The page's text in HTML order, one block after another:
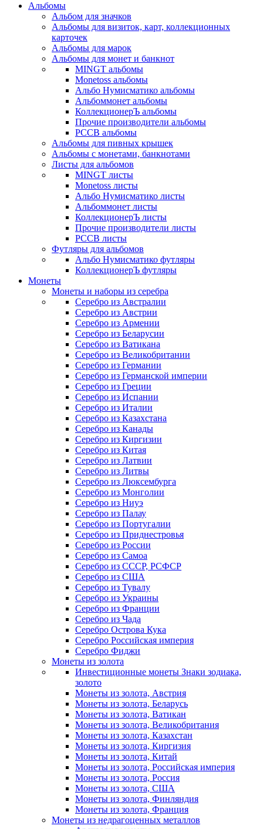
Альбомы
Альбом для значков
Альбомы для визиток, карт, коллекционных
карточек
Альбомы для марок
Альбомы для монет и банкнот
MINGT альбомы
Monetoss альбомы
Альбо Нумисматико альбомы
Альбоммонет альбомы
КоллекционерЪ альбомы
Прочие производители альбомы
РССВ альбомы
Альбомы для пивных крышек
Альбомы с монетами, банкнотами
Листы для альбомов
MINGT листы
Monetoss листы
Альбо Нумисматико листы
Альбоммонет листы
КоллекционерЪ листы
Прочие производители листы
РССВ листы
Футляры для альбомов
Альбо Нумисматико футляры
КоллекционерЪ футляры
Монеты
Монеты и наборы из серебра
Серебро из Австралии
Серебро из Австрии
Серебро из Армении
Серебро из Беларусии
Серебро из Ватикана
Серебро из Великобритании
Серебро из Германии
Серебро из Германской империи
Серебро из Греции
Серебро из Испании
Серебро из Италии
Серебро из Казахстана
Серебро из Канады
Серебро из Киргизии
Серебро из Китая
Серебро из Латвии
Серебро из Литвы
Серебро из Люксембурга
Серебро из Монголии
Серебро из Ниуэ
Серебро из Палау
Серебро из Португалии
Серебро из Приднестровья
Серебро из России
Серебро из Самоа
Серебро из СССР, РСФСР
Серебро из США
Серебро из Тувалу
Серебро из Украины
Серебро из Франции
Серебро из Чада
Серебро Острова Кука
Серебро Российская империя
Серебро Фиджи
Монеты из золота
Инвестиционные монеты Знаки зодиака,
золото
Монеты из золота, Австрия
Монеты из золота, Беларусь
Монеты из золота, Ватикан
Монеты из золота, Великобритания
Монеты из золота, Казахстан
Монеты из золота, Киргизия
Монеты из золота, Китай
Монеты из золота, Российская империя
Монеты из золота, Россия
Монеты из золота, США
Монеты из золота, Финляндия
Монеты из золота, Франция
Монеты из недрагоценных металлов